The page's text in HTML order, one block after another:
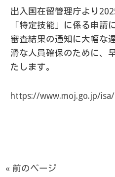
出入国在留管理庁より
「特定技能」に係る申請
審査結果の通知に大幅な
滑な人員確保のために、
たします。
https://www.moj.go.jp/
« 前のページ